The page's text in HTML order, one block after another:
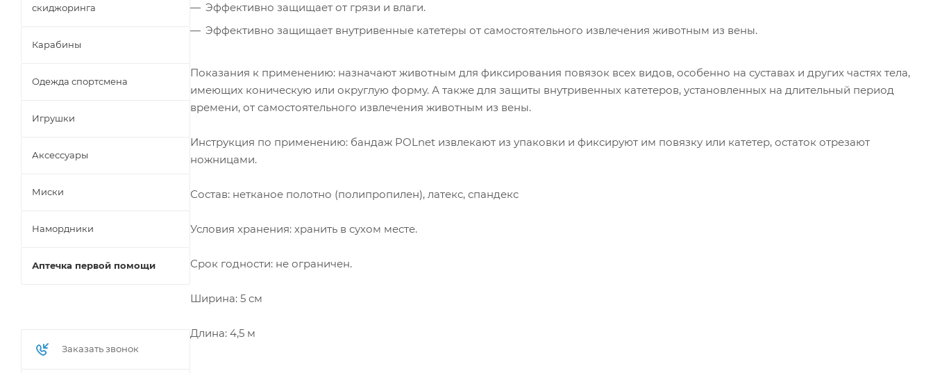
Эффективно защищает от грязи и влаги.
Эффективно защищает внутривенные катетеры от самостоятельного извлечения животным из вены.
Показания к применению: назначают животным для фиксирования повязок всех видов, особенно на суставах и других частях тела,
имеющих коническую или округлую форму. А также для защиты внутривенных катетеров, установленных на длительный период
времени, от самостоятельного извлечения животным из вены.
Инструкция по применению: бандаж POLnet извлекают из упаковки и фиксируют им повязку или катетер, остаток отрезают
ножницами.
Состав: нетканое полотно (полипропилен), латекс, спандекс
Условия хранения: хранить в сухом месте.
Срок годности: не ограничен.
Ширина: 5 см
Длина: 4,5 м
скиджоринга
Карабины
Одежда спортсмена
Игрушки
Аксессуары
Миски
Намордники
Аптечка первой помощи
Заказать звонок